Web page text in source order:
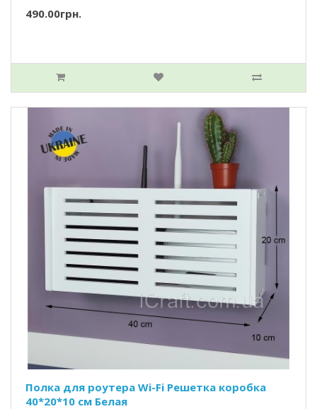
490.00грн.
Полка для роутера Wi-Fi Решетка коробка
40*20*10 см Белая